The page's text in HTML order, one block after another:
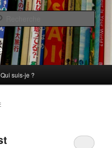
Qui suis-je ?